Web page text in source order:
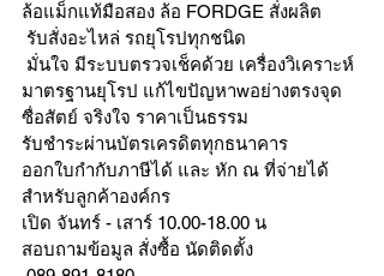
ล้อแม็กแท้มือสอง ล้อ FORDGE สั่งผลิต
รับสั่งอะไหล่ รถยุโรปทุกชนิด
มาตรฐานยุโรป แก้ไขปัญหาwอย่างตรงจุด
ซื่อสัตย์ จริงใจ ราคาเป็นธรรม
รับชำระผ่านบัตรเครดิตทุกธนาคาร
ออกใบกำกับภาษีได้ และ หัก ณ ที่จ่ายได้
สำหรับลูกค้าองค์กร
เปิด จันทร์ - เสาร์ 10.00-18.00 น
สอบถามข้อมูล สั่งซื้อ นัดติดตั้ง